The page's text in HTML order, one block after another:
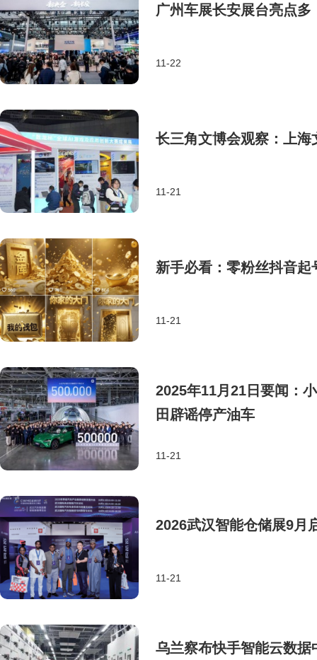
广州车展长安展台亮点
11-22
长三角文博会观察：上
11-21
新手必看：零粉丝抖音
11-21
2025年11月21日要闻：
田辟谣停产油车
11-21
2026武汉智能仓储展9月
11-21
乌兰察布快手智能云数